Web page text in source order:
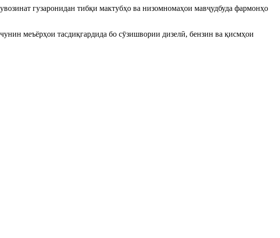
гузаронидан тибқи мактубҳо ва низомномаҳои мавҷудбуда фармонҳо
меъёрҳои тасдиқгардида бо сӯзишвории дизелӣ, бензин ва қисмҳои